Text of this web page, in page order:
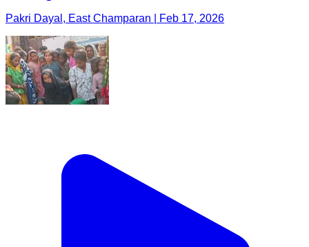
Pakri Dayal, East Champaran | Feb 17, 2026